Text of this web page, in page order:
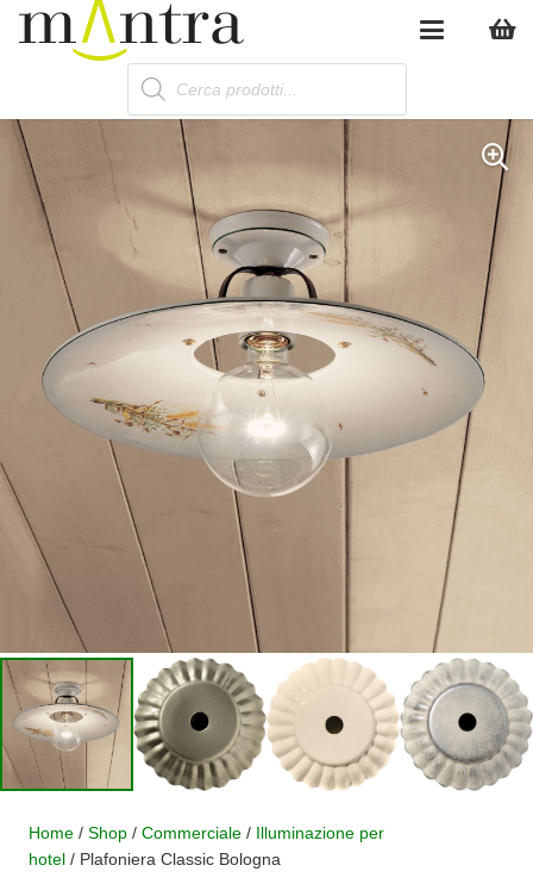
Products
search
Home / Shop / Commerciale / Illuminazione per
hotel / Plafoniera Classic Bologna